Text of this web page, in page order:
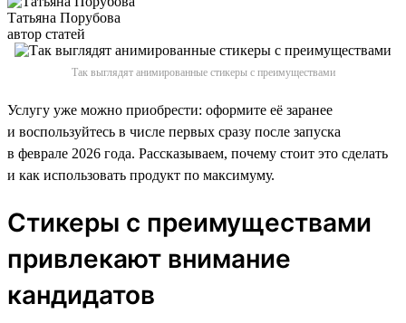
Татьяна Порубова
автор статей
Так выглядят анимированные стикеры с преимуществами
Услугу уже можно приобрести: оформите её заранее
и воспользуйтесь в числе первых сразу после запуска
в феврале 2026 года. Рассказываем, почему стоит это сделать
и как использовать продукт по максимуму.
Стикеры с преимуществами
привлекают внимание
кандидатов